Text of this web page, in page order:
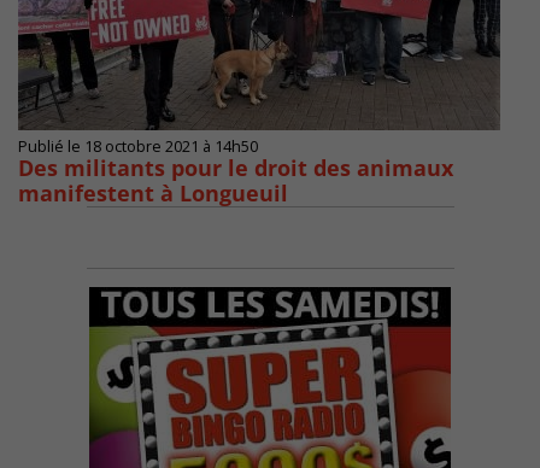
Publié le 18 octobre 2021 à 14h50
Des militants pour le droit des animaux
manifestent à Longueuil